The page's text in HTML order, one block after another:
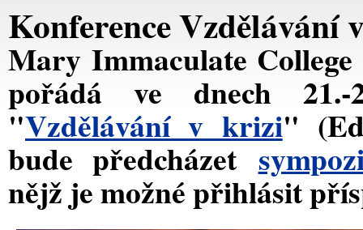
Konference Vzdělávání
Mary Immaculate
pořádá ve dnech 21.-
"Vzdělávání v krizi"
bude předcházet
nějž je možné přihlásit